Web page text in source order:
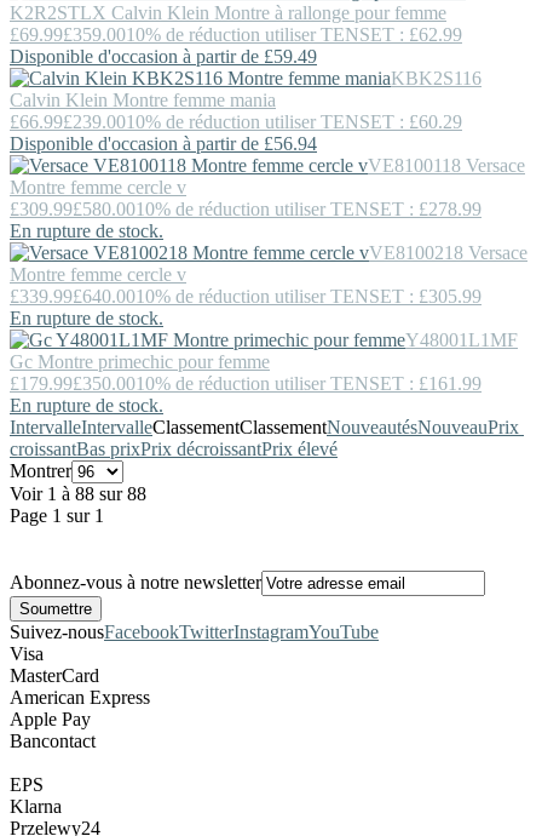
K2R2STLX Calvin Klein Montre à rallonge pour femme
£69.99£359.0010% de réduction utiliser TENSET : £62.99
Disponible d'occasion à partir de £59.49
KBK2S116
Calvin Klein Montre femme mania
£66.99£239.0010% de réduction utiliser TENSET : £60.29
Disponible d'occasion à partir de £56.94
VE8100118 Versace
Montre femme cercle v
£309.99£580.0010% de réduction utiliser TENSET : £278.99
En rupture de stock.
VE8100218 Versace
Montre femme cercle v
£339.99£640.0010% de réduction utiliser TENSET : £305.99
En rupture de stock.
Y48001L1MF
Gc Montre primechic pour femme
£179.99£350.0010% de réduction utiliser TENSET : £161.99
En rupture de stock.
IntervalleIntervalleClassementClassementNouveautésNouveauPrix ​​
croissantBas prixPrix décroissantPrix élevé
Montrer
Voir 1 à 88 sur 88
Page 1 sur 1
Abonnez-vous à notre newsletter
Suivez-nousFacebookTwitterInstagramYouTube
Visa
MasterCard
American Express
Apple Pay
Bancontact
EPS
Klarna
Przelewy24